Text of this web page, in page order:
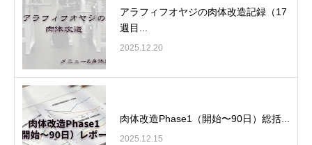
アラフィフオヤジの肉体改造記録（17
週目...
2025.12.20
肉体改造Phase1（開始〜90日）総括...
2025.12.15